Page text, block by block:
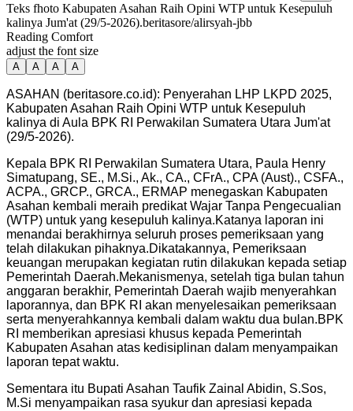
Teks fhoto Kabupaten Asahan Raih Opini WTP untuk Kesepuluh
kalinya Jum'at (29/5-2026).beritasore/alirsyah-jbb
Reading Comfort
adjust the font size
A A A A
ASAHAN (beritasore.co.id): Penyerahan LHP LKPD 2025,
Kabupaten Asahan Raih Opini WTP untuk Kesepuluh
kalinya di Aula BPK RI Perwakilan Sumatera Utara Jum'at
(29/5-2026).
Kepala BPK RI Perwakilan Sumatera Utara, Paula Henry
Simatupang, SE., M.Si., Ak., CA., CFrA., CPA (Aust)., CSFA.,
ACPA., GRCP., GRCA., ERMAP menegaskan Kabupaten
Asahan kembali meraih predikat Wajar Tanpa Pengecualian
(WTP) untuk yang kesepuluh kalinya.Katanya laporan ini
menandai berakhirnya seluruh proses pemeriksaan yang
telah dilakukan pihaknya.Dikatakannya, Pemeriksaan
keuangan merupakan kegiatan rutin dilakukan kepada setiap
Pemerintah Daerah.Mekanismenya, setelah tiga bulan tahun
anggaran berakhir, Pemerintah Daerah wajib menyerahkan
laporannya, dan BPK RI akan menyelesaikan pemeriksaan
serta menyerahkannya kembali dalam waktu dua bulan.BPK
RI memberikan apresiasi khusus kepada Pemerintah
Kabupaten Asahan atas kedisiplinan dalam menyampaikan
laporan tepat waktu.
Sementara itu Bupati Asahan Taufik Zainal Abidin, S.Sos,
M.Si menyampaikan rasa syukur dan apresiasi kepada